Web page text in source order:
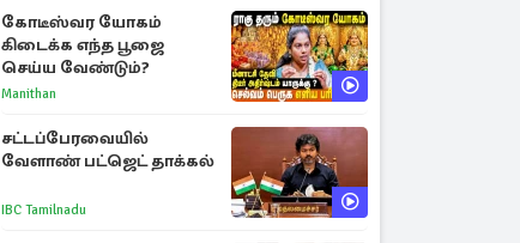
கோடீஸ்வர யோகம்
கிடைக்க எந்த பூஜை
செய்ய வேண்டும்?
Manithan
சட்டப்பேரவையில்
வேளாண் பட்ஜெட் தாக்கல்
IBC Tamilnadu